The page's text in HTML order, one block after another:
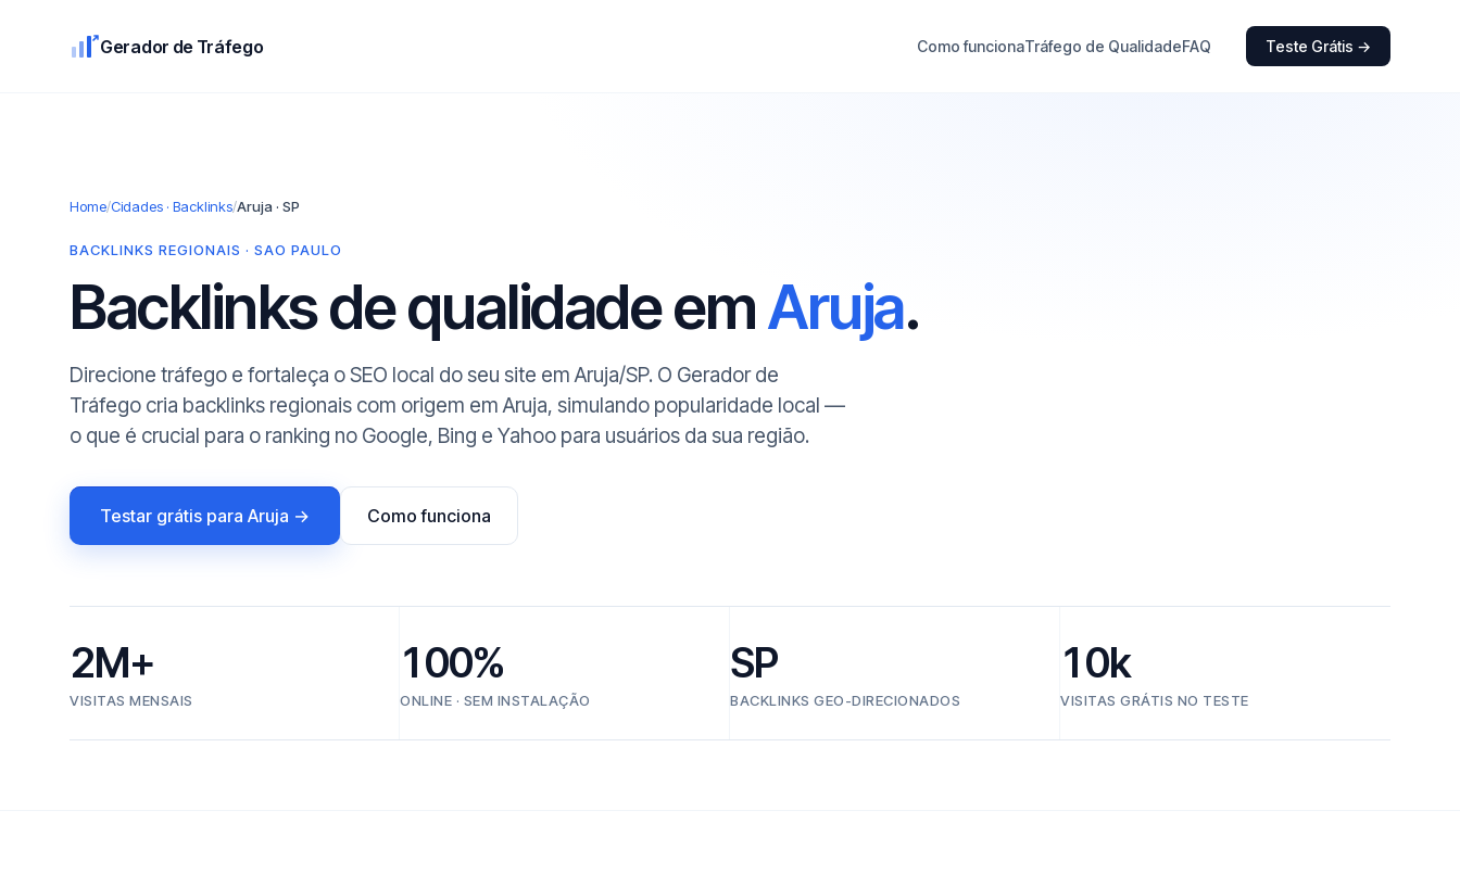
Gerador de Tráfego Como funcionaTráfego de QualidadeFAQ Teste Grátis →
Home/Cidades · Backlinks/Aruja · SP
BACKLINKS REGIONAIS · SAO PAULO
Backlinks de qualidade emAruja.
Direcione tráfego e fortaleça o SEO local do seu site em Aruja/SP. O Gerador de
Tráfego cria backlinks regionais com origem em Aruja, simulando popularidade local —
o que é crucial para o ranking no Google, Bing e Yahoo para usuários da sua região.
Testar grátis para Aruja → Como funciona
2M+
VISITAS MENSAIS
100%
ONLINE · SEM INSTALAÇÃO
SP
BACKLINKS GEO-DIRECIONADOS
10k
VISITAS GRÁTIS NO TESTE